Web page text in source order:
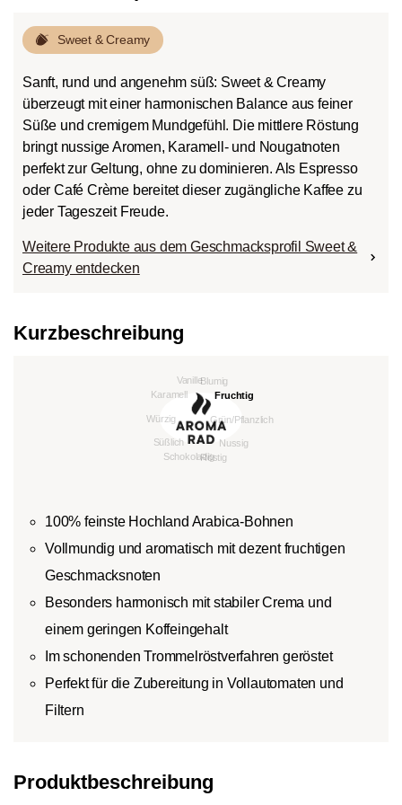
Sweet & Creamy
Sanft, rund und angenehm süß: Sweet & Creamy
überzeugt mit einer harmonischen Balance aus feiner
Süße und cremigem Mundgefühl. Die mittlere Röstung
bringt nussige Aromen, Karamell- und Nougatnoten
perfekt zur Geltung, ohne zu dominieren. Als Espresso
oder Café Crème bereitet dieser zugängliche Kaffee zu
jeder Tageszeit Freude.
Weitere Produkte aus dem Geschmacksprofil Sweet &
Creamy entdecken
Kurzbeschreibung
100% feinste Hochland Arabica-Bohnen
Vollmundig und aromatisch mit dezent fruchtigen
Geschmacksnoten
Besonders harmonisch mit stabiler Crema und
einem geringen Koffeingehalt
Im schonenden Trommelröstverfahren geröstet
Perfekt für die Zubereitung in Vollautomaten und
Filtern
Produktbeschreibung